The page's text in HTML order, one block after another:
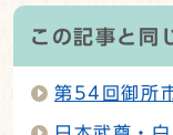
この記事と同
第54回御所